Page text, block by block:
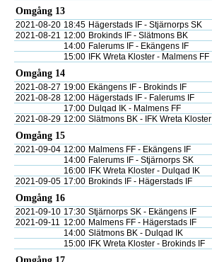
Omgång 13
2021-08-20 18:45 Hägerstads IF - Stjärnorps SK
2021-08-21 12:00 Brokinds IF - Slätmons BK
14:00 Falerums IF - Ekängens IF
15:00
IFK Wreta Kloster - Malmens FF
Omgång 14
2021-08-27 19:00 Ekängens IF - Brokinds IF
2021-08-28 12:00 Hägerstads IF - Falerums IF
17:00 Dulqad IK - Malmens FF
2021-08-29 12:00 Slätmons BK - IFK Wreta Kloster
Omgång 15
2021-09-04 12:00 Malmens FF - Ekängens IF
14:00 Falerums IF - Stjärnorps SK
16:00
IFK Wreta Kloster - Dulqad IK
2021-09-05 17:00 Brokinds IF - Hägerstads IF
Omgång 16
2021-09-10 17:30 Stjärnorps SK - Ekängens IF
2021-09-11 12:00 Malmens FF - Hägerstads IF
14:00 Slätmons BK - Dulqad IK
15:00
IFK Wreta Kloster - Brokinds IF